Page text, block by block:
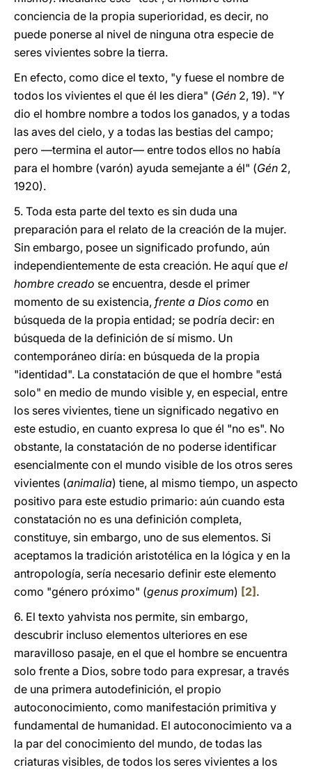
conciencia de la propia superioridad, es decir, no
puede ponerse al nivel de ninguna otra especie de
seres vivientes sobre la tierra.
En efecto, como dice el texto, "y fuese el nombre de
todos los vivientes el que él les diera" (Gén 2, 19). "Y
dio el hombre nombre a todos los ganados, y a todas
las aves del cielo, y a todas las bestias del campo;
pero —termina el autor— entre todos ellos no había
para el hombre (varón) ayuda semejante a él" (Gén 2,
1920).
5. Toda esta parte del texto es sin duda una
preparación para el relato de la creación de la mujer.
Sin embargo, posee un significado profundo, aún
independientemente de esta creación. He aquí que el
hombre creado se encuentra, desde el primer
momento de su existencia, frente a Dios como en
búsqueda de la propia entidad; se podría decir: en
búsqueda de la definición de sí mismo. Un
contemporáneo diría: en búsqueda de la propia
"identidad". La constatación de que el hombre "está
solo" en medio de mundo visible y, en especial, entre
los seres vivientes, tiene un significado negativo en
este estudio, en cuanto expresa lo que él "no es". No
obstante, la constatación de no poderse identificar
esencialmente con el mundo visible de los otros seres
vivientes (animalia) tiene, al mismo tiempo, un aspecto
positivo para este estudio primario: aún cuando esta
constatación no es una definición completa,
constituye, sin embargo, uno de sus elementos. Si
aceptamos la tradición aristotélica en la lógica y en la
antropología, sería necesario definir este elemento
como "género próximo" (genus proximum) [2] .
6. El texto yahvista nos permite, sin embargo,
descubrir incluso elementos ulteriores en ese
maravilloso pasaje, en el que el hombre se encuentra
solo frente a Dios, sobre todo para expresar, a través
de una primera autodefinición, el propio
autoconocimiento, como manifestación primitiva y
fundamental de humanidad. El autoconocimiento va a
la par del conocimiento del mundo, de todas las
criaturas visibles, de todos los seres vivientes a los